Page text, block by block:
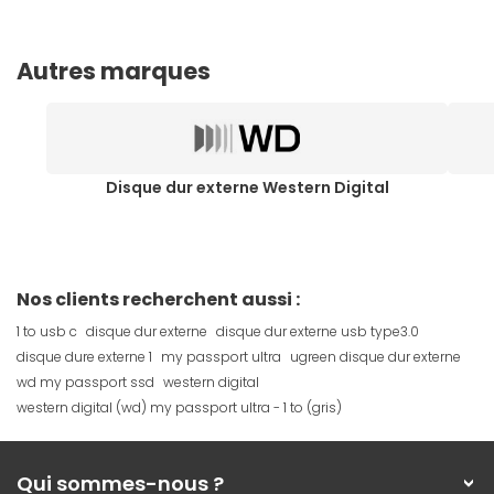
Autres marques
Disque dur externe Western Digital
Nos clients recherchent aussi :
1 to usb c disque dur externe disque dur externe usb type3.0
disque dure externe 1 my passport ultra ugreen disque dur externe
wd my passport ssd western digital
western digital (wd) my passport ultra - 1 to (gris)
Qui sommes-nous ?